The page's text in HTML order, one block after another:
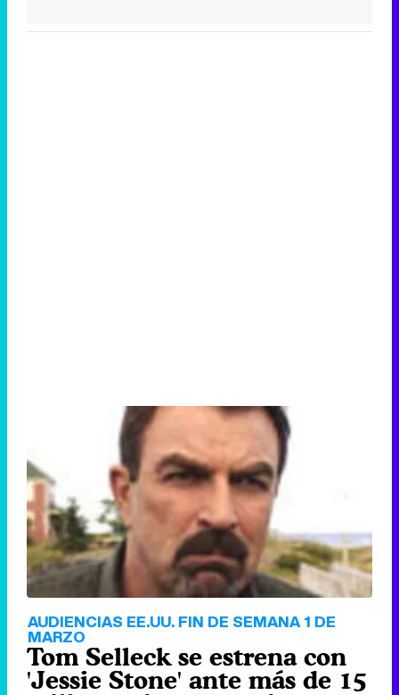
AUDIENCIAS EE.UU. FIN DE SEMANA 1 DE
MARZO
Tom Selleck se estrena con
'Jessie Stone' ante más de 15